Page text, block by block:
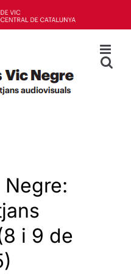
i 9 de